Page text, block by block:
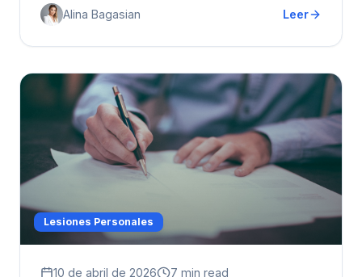
Alina Bagasian Leer
Lesiones Personales
10 de abril de 2026 7 min read